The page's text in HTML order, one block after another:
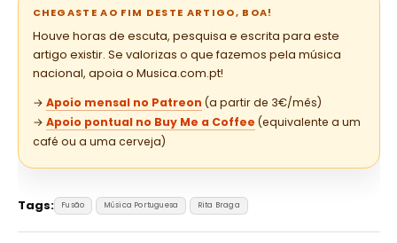
CHEGASTE AO FIM DESTE ARTIGO, BOA!
Houve horas de escuta, pesquisa e escrita para este
artigo existir. Se valorizas o que fazemos pela música
nacional, apoia o Musica.com.pt!
→ Apoio mensal no Patreon (a partir de 3€/mês)
→ Apoio pontual no Buy Me a Coffee (equivalente a um
café ou a uma cerveja)
Tags: Fusão Música Portuguesa Rita Braga